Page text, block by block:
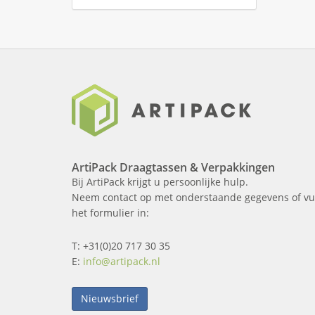
ArtiPack Draagtassen & Verpakkingen
Bij ArtiPack krijgt u persoonlijke hulp.
Neem contact op met onderstaande gegevens of
het formulier in:
T: +31(0)20 717 30 35
E: info@artipack.nl
Nieuwsbrief